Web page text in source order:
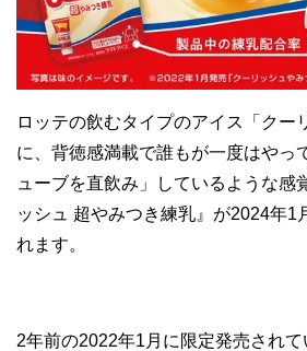
ロッテの飲むタイプのアイス「クー
に、背徳感満載で誰もが一度はやっ
ューブを直飲み」しているような感
ッシュ 超やみつき練乳』が2024年1
れます。
2年前の2022年1月に限定発売されて